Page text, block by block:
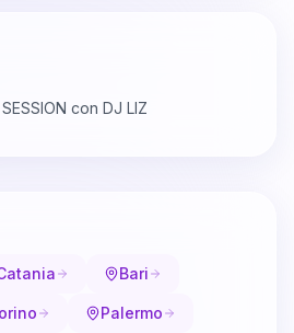
con DJ LIZ
Bari
Palermo